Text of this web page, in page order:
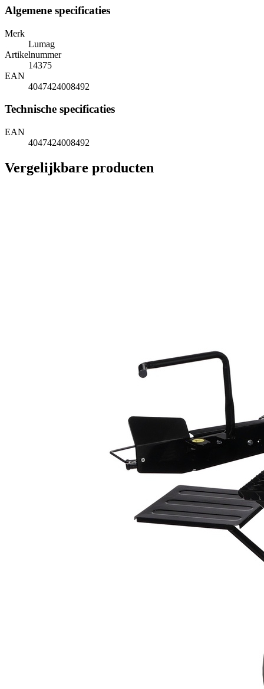
Algemene specificaties
Merk
Lumag
Artikelnummer
14375
EAN
4047424008492
Technische specificaties
EAN
4047424008492
Vergelijkbare producten